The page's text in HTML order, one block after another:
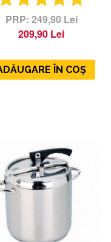
249,90 Lei
209,90 Lei
ÎN COȘ